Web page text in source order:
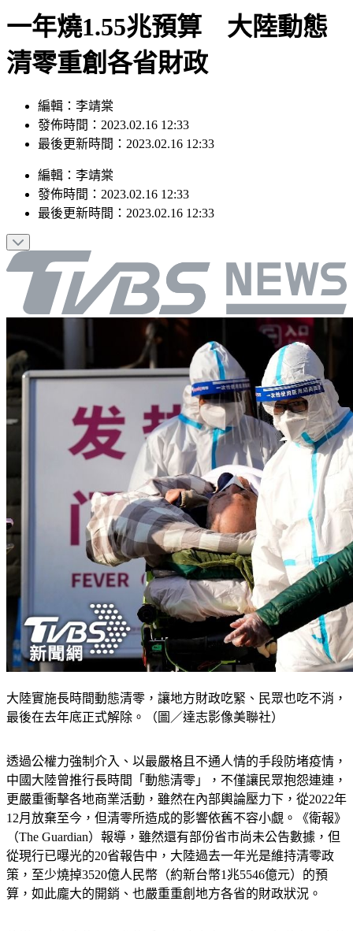
一年燒1.55兆預算 大陸動態
清零重創各省財政
編輯：李靖棠
發佈時間：2023.02.16 12:33
編輯：李靖棠
發佈時間：2023.02.16 12:33
大陸實施長時間動態清零，讓地方財政吃緊、民眾也吃不消，
透過公權力強制介入、以最嚴格且不通人情的手段防堵疫情，
中國大陸曾推行長時間「動態清零」，不僅讓民眾抱怨連連，
更嚴重衝擊各地商業活動，雖然在內部輿論壓力下，從2022年
12月放棄至今，但清零所造成的影響依舊不容小覷。《衛報》
（The Guardian）報導，雖然還有部份省市尚未公告數據，但
從現行已曝光的20省報告中，大陸過去一年光是維持清零政
策，至少燒掉3520億人民幣（約新台幣1兆5546億元）的預